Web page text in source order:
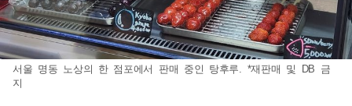
서울 명동 노상의 한 점포에서 판매 중인 탕후루. *재판매 및 DB 금
지